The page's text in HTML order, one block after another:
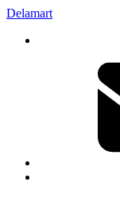
Delamart